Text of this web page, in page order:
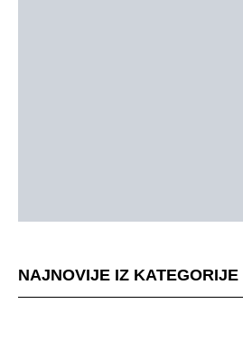
NAJNOVIJE IZ KATEGORIJE